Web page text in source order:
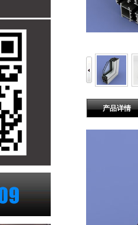
产品详情